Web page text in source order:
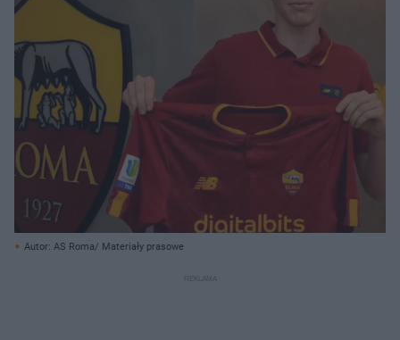
Autor: AS Roma/ Materiały prasowe